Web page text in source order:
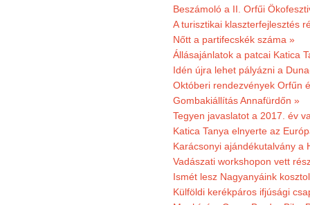
Beszámoló a II. Orfűi
A turisztikai klaszterfejlesztés
Nőtt a partifecskék száma »
Állásajánlatok a patcai Katica
Idén újra lehet pályázni a
Októberi rendezvények Orfűn
Gombakiállítás Annafürdőn »
Tegyen javaslatot a 2017. év
Katica Tanya elnyerte az
Karácsonyi ajándékutalvány a
Vadászati workshopon vett
Ismét lesz Nagyanyáink
Külföldi kerékpáros ifjúsági